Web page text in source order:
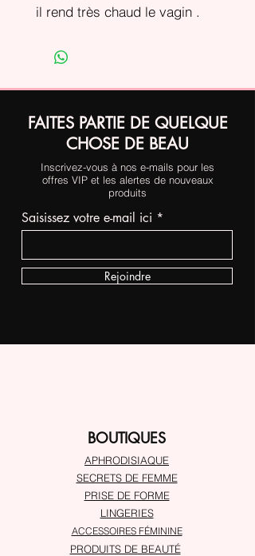
il rend très chaud le vagin .
FAITES PARTIE DE QUELQUE
CHOSE DE BEAU
Inscrivez-vous à nos e-mails pour les
offres VIP et les alertes de nouveaux
produits
Saisissez votre e-mail ici
Rejoindre
BOUTIQUES
APHRODISIAQUE
SECRETS DE FEMME
PRISE DE FORME
LINGERIES
ACCESSOIRES FÉMININE
PRODUITS DE BEAUTÉ